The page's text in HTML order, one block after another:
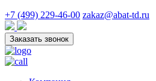
+7 (499) 229-46-00 zakaz@abat-td.ru
Заказать звонок